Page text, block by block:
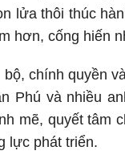
lửa thôi thúc
hơn, cống hiến
chính quyền
Phú và nhiều
mẽ, quyết tâm
lực phát triển.